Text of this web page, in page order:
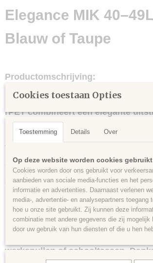
Elegance MIK
Blauw of Taupe
Productomschrijving:
DeBasil dubbele fietstas Elegance
rPETcombineert een elegante
praktisch gebruiksgemak. Deze
fietstas is gemaakt van
geproduceerd uit gerecyclede PET-
daarmee een milieubewuste keuze.
Met een verstelbare inhoud van40
biedt de tas volop ruimte voor
werkspullen of schooltassen.
Cookies toestaan Opties
Toestemming Details Over
Op deze website worden cookies gebruikt
Cookies worden door ons gebruikt voor
aanbieden van sociale media-functies en het
informatie en advertenties. Daarnaast verlenen
media-, advertentie- en analysepartners toegang
hoe u onze site gebruikt. Zij kunnen deze
combinatie met andere gegevens die zij mogelijk
door uw gebruik van hun diensten of die u hen